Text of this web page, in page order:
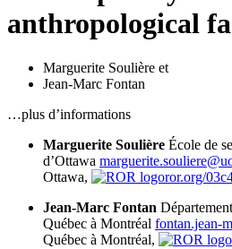
anthropological
Marguerite Soulière et
Jean-Marc Fontan
…plus d’informations
Marguerite Soulière École de
d’Ottawa
Ottawa,
ror.org/
Jean-Marc Fontan
Québec à Montréal fontan.jean-
Québec à Montréal,